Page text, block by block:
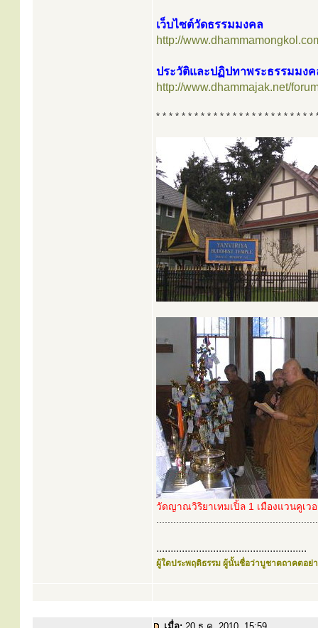
เว็บไซต์วัดธรรมมงคล
http://
ประวัติและปฏิปทาพระธรรมมง
http://www.dhammajak.net/
* * * * * * * * * * * * * * * * * * * * * * * * *
วัดญาณวิริยาเทมเปิ้ล 1 เมืองแวนคูเว
.....................................................
ผู้ใดประพฤติธรรม ผู้นั้นชื่อว่าบูชาตถาคตอย่า